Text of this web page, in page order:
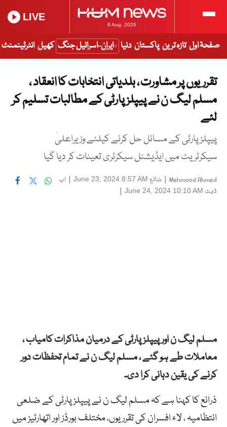
6 Aug, 2026
LIVE
صفحۂ اول تازہ ترین پاکستان دنیا ایران-اسرائیل جنگ کھیل انٹرٹینمنٹ
تقرریوں پر مشاورت ، بلدیاتی انتخابات کا انعقاد ،
مسلم لیگ ن نے پیپلز پارٹی کے مطالبات تسلیم کر
لئے
پیپلز پارٹی کے مسائل حل کرنے کیلئے وزیراعلیٰ
سیکرٹریٹ میں ایڈیشنل سیکرٹری تعینات کر دیا گیا
Mehmood Ahmed
| شائع June 23, 2024 8:57 AM
| اپ
ڈیٹ June 24, 2024 10:10 AM
|
مسلم لیگ ن اور پیپلز پارٹی کے درمیان مذاکرات کامیاب ،
معاملات طے ہو گئے ، مسلم لیگ ن نے تمام تحفظات دور
کرنے کی یقین دہانی کرا دی۔
ذرائع کا کہنا ہے کہ مسلم لیگ ن نے پیپلز پارٹی کے ضلعی
انتظامیہ ، لاء افسران کی تقرریوں، مختلف بورڈز اور اتھارٹیز میں